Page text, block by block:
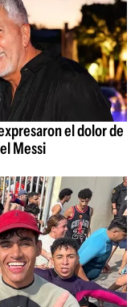
el dolor de
Messi